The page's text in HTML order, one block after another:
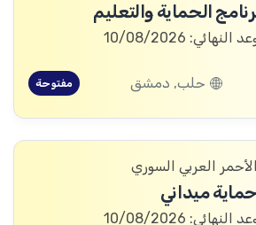
الحماية والتعليم
النهائي: 10/08/2026
حلب, دمشق مفتوحة
العربي السوري
ميداني
النهائي: 10/08/2026